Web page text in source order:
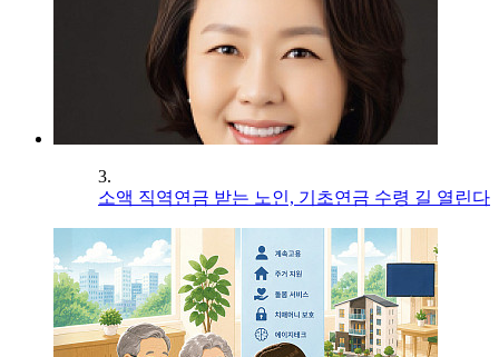
3.
소액 직역연금 받는 노인, 기초연금 수령 길 열린다